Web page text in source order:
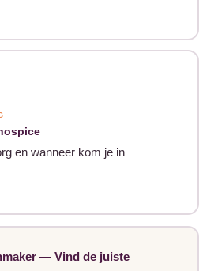
en wanneer kom je in
— Vind de juiste